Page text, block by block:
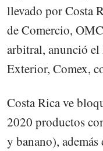
llevado por Costa
de Comercio,
arbitral, anunció
Exterior, Comex,
Costa Rica ve
2020 productos
y banano),